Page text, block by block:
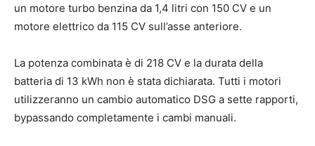
un motore turbo benzina da 1,4 litri con 150 CV e un
motore elettrico da 115 CV sull’asse anteriore.
La potenza combinata è di 218 CV e la durata della
batteria di 13 kWh non è stata dichiarata. Tutti i motori
utilizzeranno un cambio automatico DSG a sette rapporti,
bypassando completamente i cambi manuali.